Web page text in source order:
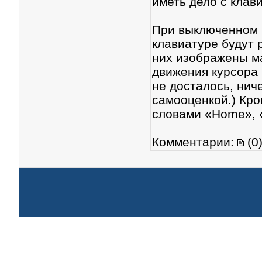
При выключенном
клавиатуре будут
них изображены
движения
не досталось,
самооценкой.)
словами «Home»,
Комментарии: (0)